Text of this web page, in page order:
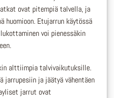
ovat pitempiä talvella, ja
huomioon. Etujarrun käytössä
voi pienessäkin
alttiimpia talvivaikutuksille.
jarrupesiin ja jäätyä vähentäen
jarrut ovat